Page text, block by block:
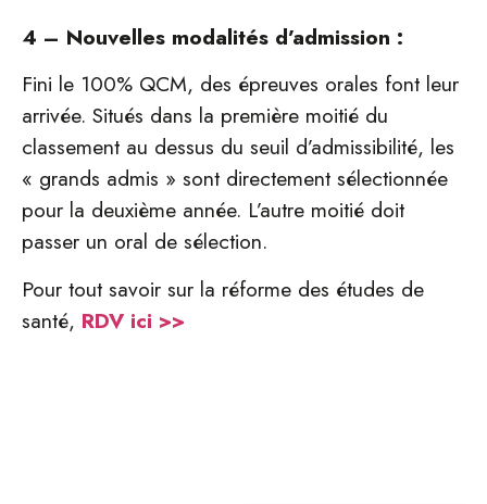
4 – Nouvelles modalités d’admission :
Fini le 100% QCM, des épreuves orales font leur
arrivée. Situés dans la première moitié du
classement au dessus du seuil d’admissibilité, les
« grands admis » sont directement sélectionnée
pour la deuxième année. L’autre moitié doit
passer un oral de sélection.
Pour tout savoir sur la réforme des études de
santé, RDV ici >>